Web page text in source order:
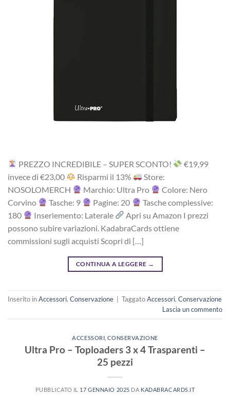
PREZZO INCREDIBILE – SUPER SCONTO!
‎€19,99
i‎nv‎ec‎e ‎di‎ €23,00
R‎is‎pa‎rm‎i ‎il‎ 13%
Store:
NOSOLOMERCH
Marchio: Ultra Pro
Colore: Nero
Corvino
Tasche: 9 Pagine: 20
Tasche complessive:
180
Inseriemento: Laterale
Apri su Amazon I prezzi
possono subire variazioni. KadabraCards ottiene
commissioni sugli acquisti Scopri di […]
CONTINUA A LEGGERE →
Inserito inAccessori, Conservazione TaggatoAccessori, Conservazione
Lascia un commento
ACCESSORI ,CONSERVAZIONE
Ultra Pro – Toploaders 3 x 4 Trasparenti –
25 pezzi
PUBBLICATO IL 17 GENNAIO 2025 DA KADABRACARDS.IT